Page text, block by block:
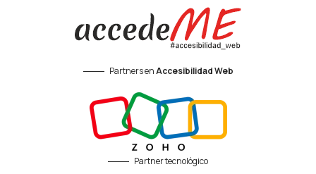
Partners enAccesibilidad Web
Partner tecnológico